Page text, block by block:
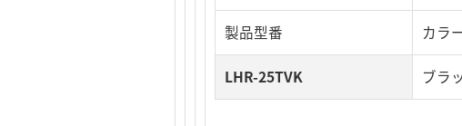
製品型番 カラ
LHR-25TVK ブラ